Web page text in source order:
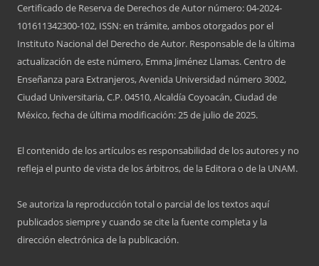
Certificado de Reserva de Derechos de Autor número: 04-2024-
101611342300-102, ISSN: en trámite, ambos otorgados por el
Instituto Nacional del Derecho de Autor. Responsable de la última
actualización de este número, Emma Jiménez Llamas. Centro de
Enseñanza para Extranjeros, Avenida Universidad número 3002,
Ciudad Universitaria, C.P. 04510, Alcaldía Coyoacán, Ciudad de
México, fecha de última modificación: 25 de julio de 2025.
El contenido de los artículos es responsabilidad de los autores y no
refleja el punto de vista de los árbitros, de la Editora o de la UNAM.
Se autoriza la reproducción total o parcial de los textos aquí
publicados siempre y cuando se cite la fuente completa y la
dirección electrónica de la publicación.